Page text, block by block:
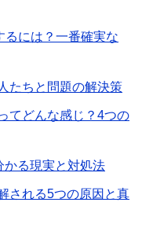
るには？一番確実な
たちと問題の解決策
てどんな感じ？4つの
かる現実と対処法
される5つの原因と真